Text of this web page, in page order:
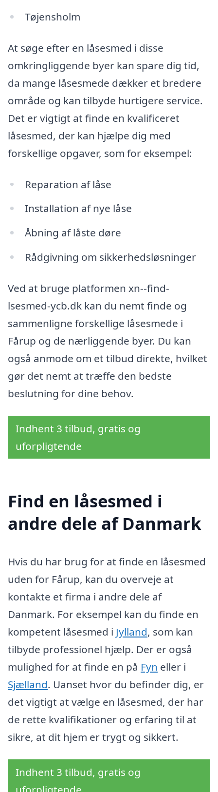
Tøjensholm
At søge efter en låsesmed i disse
omkringliggende byer kan spare dig tid,
da mange låsesmede dækker et bredere
område og kan tilbyde hurtigere service.
Det er vigtigt at finde en kvalificeret
låsesmed, der kan hjælpe dig med
forskellige opgaver, som for eksempel:
Reparation af låse
Installation af nye låse
Åbning af låste døre
Rådgivning om sikkerhedsløsninger
Ved at bruge platformen xn--find-
lsesmed-ycb.dk kan du nemt finde og
sammenligne forskellige låsesmede i
Fårup og de nærliggende byer. Du kan
også anmode om et tilbud direkte, hvilket
gør det nemt at træffe den bedste
beslutning for dine behov.
Indhent 3 tilbud, gratis og
uforpligtende
Find en låsesmed i
andre dele af Danmark
Hvis du har brug for at finde en låsesmed
uden for Fårup, kan du overveje at
kontakte et firma i andre dele af
Danmark. For eksempel kan du finde en
kompetent låsesmed i Jylland, som kan
tilbyde professionel hjælp. Der er også
mulighed for at finde en på Fyn eller i
Sjælland. Uanset hvor du befinder dig, er
det vigtigt at vælge en låsesmed, der har
de rette kvalifikationer og erfaring til at
sikre, at dit hjem er trygt og sikkert.
Indhent 3 tilbud, gratis og